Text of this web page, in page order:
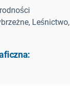
Leśnictwo,